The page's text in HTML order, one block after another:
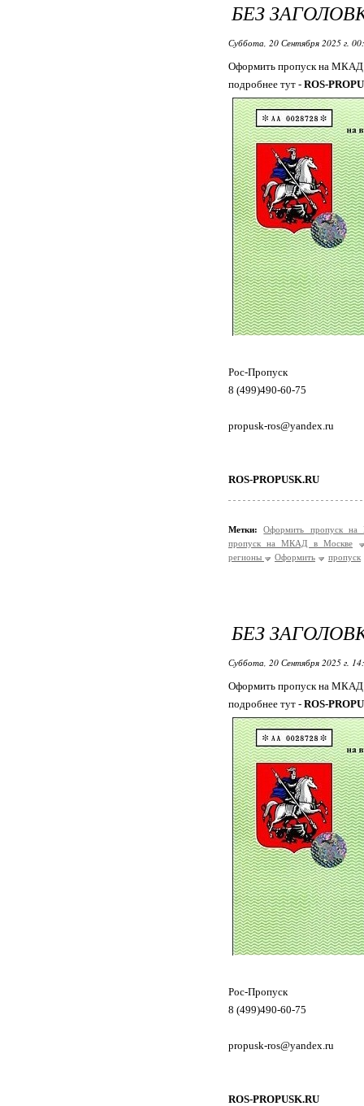
БЕЗ
Суббота, 20 Сентября 2025 г.
Оформить пропуск на МКАД
подробнее тут - ROS-
Рос-Пропуск
8 (499)490-60-75
propusk-ros@yandex.ru
ROS-PROPUSK.RU
Метки:
Оформить пропуск
пропуск на МКАД в Москве
регионы
Оформить пропуск
БЕЗ
Суббота, 20 Сентября 2025 г.
Оформить пропуск на МКАД
подробнее тут - ROS-
Рос-Пропуск
8 (499)490-60-75
propusk-ros@yandex.ru
ROS-PROPUSK.RU